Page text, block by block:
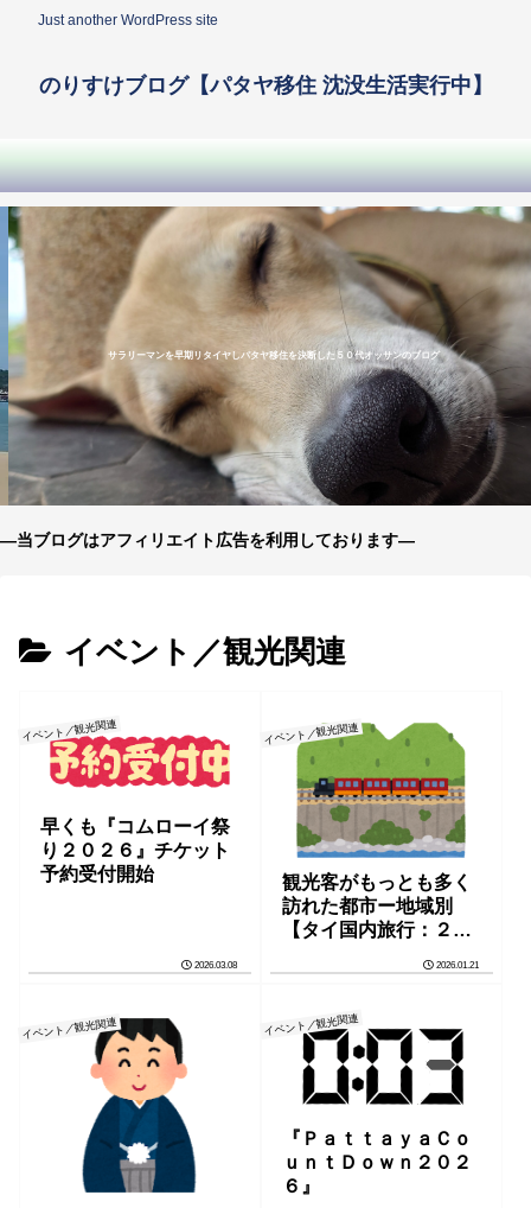
Just another WordPress site
のりすけブログ【パタヤ移住 沈没生活実行中】
サラリーマンを早期リタイヤしパタヤ移住を決断した５０代オッサンのブログ
—当ブログはアフィリエイト広告を利用しております—
イベント／観光関連
イベント／観光関連
早くも『コムローイ祭
り２０２６』チケット
予約受付開始
2026.03.08
イベント／観光関連
観光客がもっとも多く
訪れた都市ー地域別
【タイ国内旅行：２０
2026.01.21
イベント／観光関連 イベント／観光関連
『ＰａｔｔａｙａＣｏ
ｕｎｔＤｏｗｎ２０２
６』